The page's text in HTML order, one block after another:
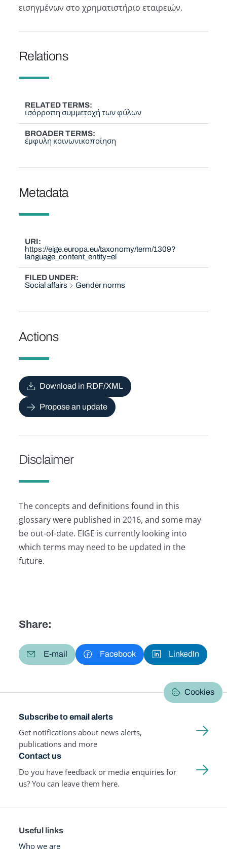
εισηγμένων στο χρηματιστήριο εταιρειών.
Relations
RELATED TERMS
ισόρροπη συμμετοχή των φύλων
BROADER TERMS
έμφυλη κοινωνικοποίηση
Metadata
URI
https://eige.europa.eu/taxonomy/term/1309?
language_content_entity=el
FILED UNDER
Social affairs
Gender norms
Actions
Download in RDF/XML
Propose an update
Disclaimer
The concepts and definitions found in this
glossary were published in 2016, and some may
be out-of-date. EIGE is currently looking into
which terms may need to be updated in the
future.
Share:
E-mail Facebook LinkedIn
Cookies
Subscribe to email alerts
Get notifications about news alerts,
publications and more
Contact us
Do you have feedback or media enquiries for
us? You can leave them here.
Useful links
Who we are